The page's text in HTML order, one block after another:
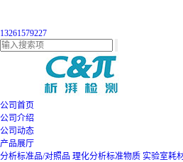
13261579227
公司首页
公司介绍
公司动态
产品展厅
分析标准品/对照品 理化分析标准物质 实验室耗